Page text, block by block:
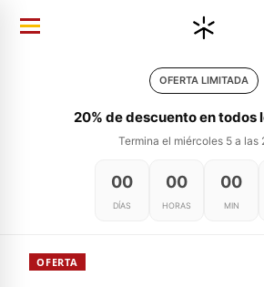
OFERTA LIMITADA
20% de descuento en todos
Termina el miércoles 5 a las
00
DÍAS
00
HORAS
00
MIN
OFERTA